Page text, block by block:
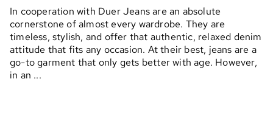
In cooperation with Duer Jeans are an absolute
cornerstone of almost every wardrobe. They are
timeless, stylish, and offer that authentic, relaxed denim
attitude that fits any occasion. At their best, jeans are a
go-to garment that only gets better with age. However,
in an ...